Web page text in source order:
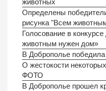
животных
Определены
рисунка "Всем
Голосование в
животным нужен дом»
В Доброполье
О жестокости
ФОТО
В Доброполье прошел